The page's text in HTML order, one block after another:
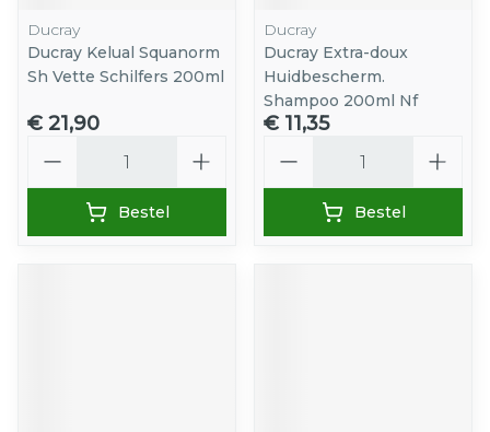
Ducray
Ducray Kelual Squanorm
Sh Vette Schilfers 200ml
€ 21,90
Bestel
Ducray
Ducray Extra-doux
Huidbescherm.
Shampoo 200ml Nf
€ 11,35
Bestel